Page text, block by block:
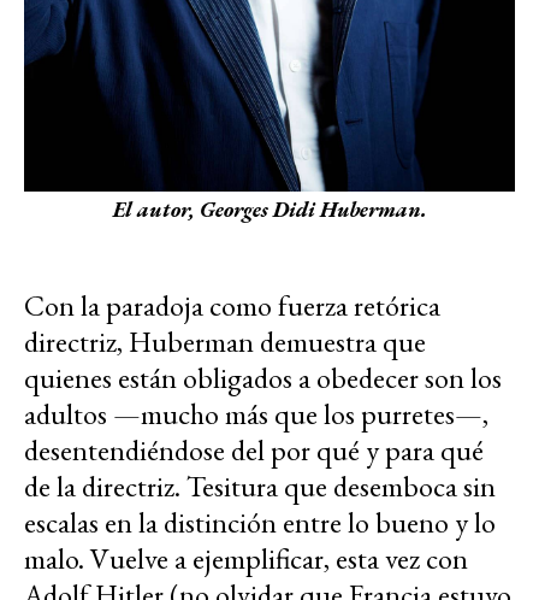
El autor, Georges Didi Huberman.
Con la paradoja como fuerza retórica
directriz, Huberman demuestra que
quienes están obligados a obedecer son los
adultos —mucho más que los purretes—,
desentendiéndose del por qué y para qué
de la directriz. Tesitura que desemboca sin
escalas en la distinción entre lo bueno y lo
malo. Vuelve a ejemplificar, esta vez con